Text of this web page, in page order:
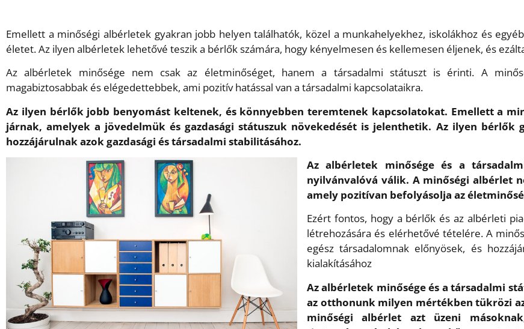
Emellett a minőségi albérletek gyakran jobb helyen találhatók, közel a munkahelyekhez, iskolákhoz és
életet. Az ilyen albérletek lehetővé teszik a bérlők számára, hogy kényelmesen és kellemesen éljenek, és
Az albérletek minősége nem csak az életminőséget, hanem a társadalmi státuszt is érinti. A
magabiztosabbak és elégedettebbek, ami pozitív hatással van a társadalmi kapcsolataikra.
Az ilyen bérlők jobb benyomást keltenek, és könnyebben teremtenek kapcsolatokat. Emellett a
járnak, amelyek a jövedelmük és gazdasági státuszuk növekedését is jelenthetik. Az ilyen bérlők
hozzájárulnak azok gazdasági és társadalmi stabilitásához.
Az albérletek minősége és a
nyilvánvalóvá válik. A minőségi albérlet
amely pozitívan befolyásolja az
Ezért fontos, hogy a bérlők és az albérleti
létrehozására és elérhetővé tételére. A
egész társadalomnak előnyösek, és
kialakításához
Az albérletek minősége és a társadalmi
az otthonunk milyen mértékben tükrözi
minőségi albérlet azt üzeni